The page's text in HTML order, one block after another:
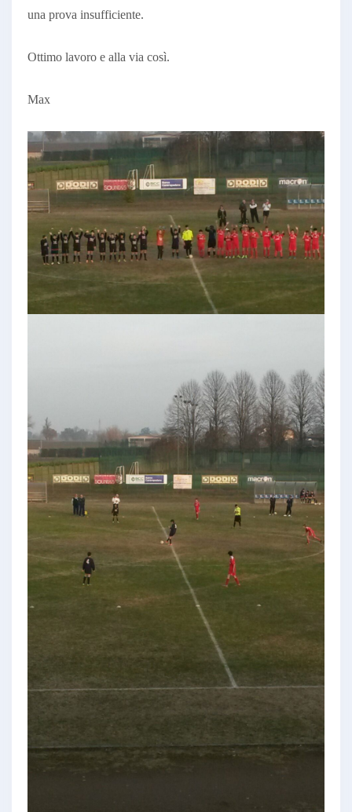
una prova insufficiente.
Ottimo lavoro e alla via così.
Max